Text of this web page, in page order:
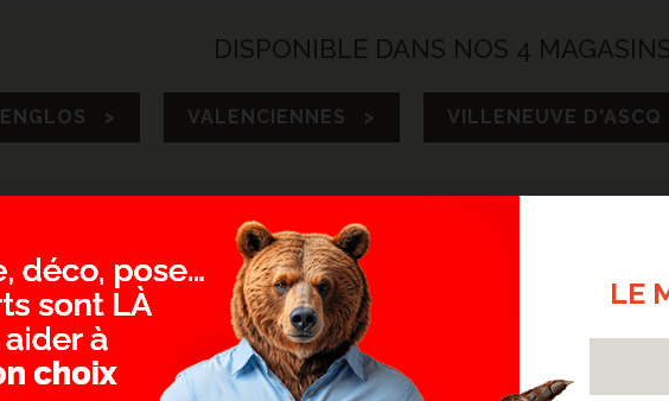
DISPONIBLE DANS NOS 4
ENGLOS > VALENCIENNES > VILLENEUVE
SOL EN VINYLE EXTRA LONG ET EXTRA LARGE
Le vinyle est une imitation du parquet sans les désavantages.
Le vinyle a une pose facile et rapide tout en gardant des finitions parfaites. Il est résistant à
couche supérieure de protection. Ce parquet reste doux et agréable au toucher tout en
On y retrouve des multiples nuances et tons sur chaque couleur de planche, cette
authenticité que vous ne trouverez nulle part ailleurs.
LE